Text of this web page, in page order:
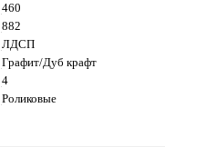
460
882
ЛДСП
Графит/Дуб крафт
4
Роликовые